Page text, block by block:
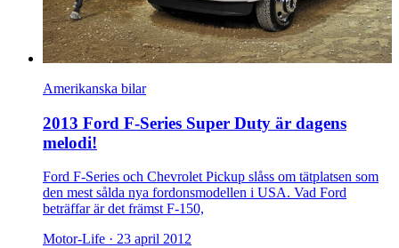
Amerikanska bilar
2013 Ford F-Series Super Duty är dagens
melodi!
Ford F-Series och Chevrolet Pickup slåss om tätplatsen som
den mest sålda nya fordonsmodellen i USA. Vad Ford
beträffar är det främst F-150,
Motor-Life · 23 april 2012